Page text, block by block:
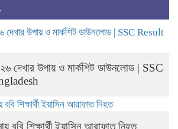
দেখার উপায় ও মার্কশিট ডাউনলোড | SSC
ববি শিক্ষার্থী ইয়াসিন আরাফাত নিহত